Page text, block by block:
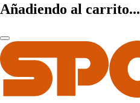
Añadiendo al carrito...